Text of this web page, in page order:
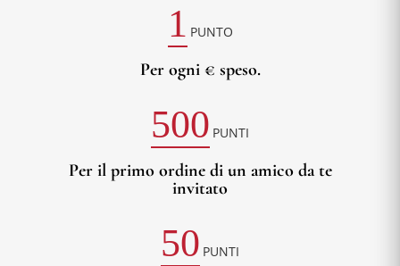
1 PUNTO
Per ogni € speso.
500 PUNTI
Per il primo ordine di un amico da te
invitato
50 PUNTI